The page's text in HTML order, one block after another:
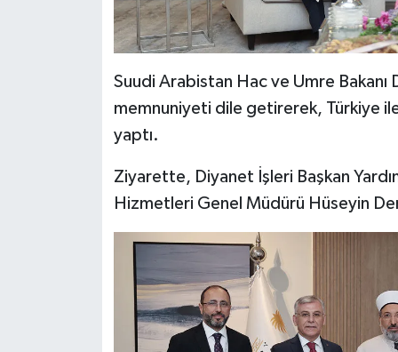
Suudi Arabistan Hac ve Umre
memnuniyeti dile getirerek, Türkiye
yaptı.
Ziyarette, Diyanet İşleri Başkan
Hizmetleri Genel Müdürü Hüseyin
Diyarbakır Müftülüğü
Düzce Müftülüğü
Elazığ Müftülüğü
Erzincan Müftülüğü
Erzurum Müftülüğü
Eskişehir Müftülüğü
Gaziantep Müftülüğü
İhtida Haberleri